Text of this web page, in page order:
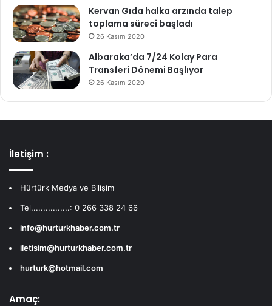
Kervan Gıda halka arzında talep
toplama süreci başladı
26 Kasım 2020
Albaraka’da 7/24 Kolay Para
Transferi Dönemi Başlıyor
26 Kasım 2020
İletişim :
Hürtürk Medya ve Bilişim
Tel................: 0 266 338 24 66
info@hurturkhaber.com.tr
iletisim@hurturkhaber.com.tr
hurturk@hotmail.com
Amaç: